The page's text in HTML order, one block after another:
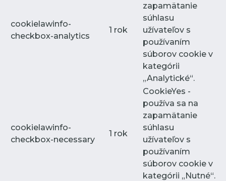
cookielawinfo-
checkbox-analytics
1 rok
zapamätanie
súhlasu
užívateľov s
používaním
súborov cookie v
kategórii
„Analytické“.
cookielawinfo-
checkbox-necessary
1 rok
CookieYes -
používa sa na
zapamätanie
súhlasu
užívateľov s
používaním
súborov cookie v
kategórii „Nutné“.